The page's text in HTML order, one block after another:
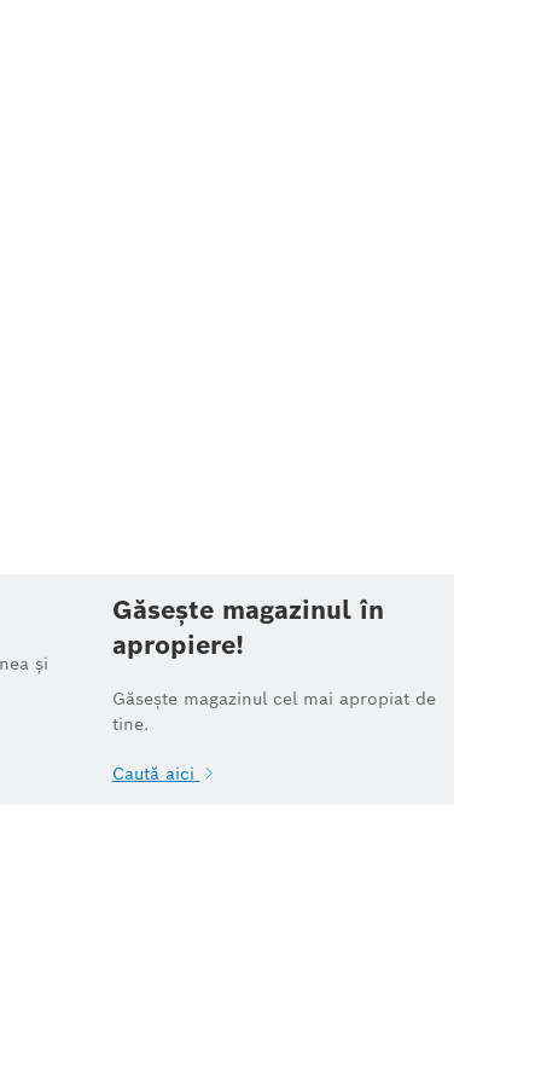
și
Găsește magazinul în
apropiere!
Găsește magazinul cel mai apropiat de
tine.
Caută aici